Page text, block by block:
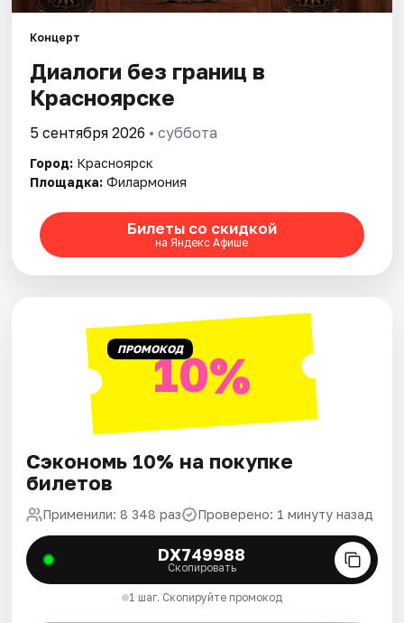
Площадки
Артисты
Концерт
Диалоги без границ в
Красноярске
5 сентября 2026 • суббота
Город: Красноярск
Площадка: Филармония
Билеты со скидкой
на Яндекс Афише
ПРОМОКОД10%
Сэкономь 10% на покупке
билетов
Применили: 8 348 раз Проверено: 1 минуту назад
DX749988
Скопировать
1 шаг. Скопируйте промокод